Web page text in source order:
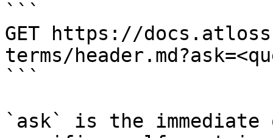
```
GET https://
terms/
```
`ask` is the